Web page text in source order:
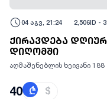
04 აგვ, 21:24 2,506ID -
ქირავდება
დიღომში
აღმაშენებლის ხეივანი 188
40 ₾ $